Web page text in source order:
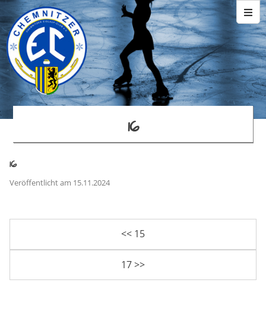
16
16
Veröffentlicht am 15.11.2024
<< 15
17 >>